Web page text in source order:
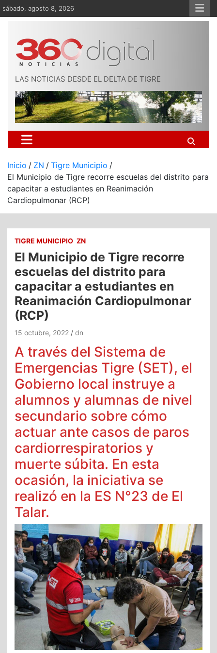
Saltar
al
sábado, agosto 8, 2026
LAS NOTICIAS DESDE EL DELTA DE TIGRE
Inicio ZN
Tigre Municipio
El Municipio de Tigre recorre escuelas del distrito para
capacitar a estudiantes en Reanimación
Cardiopulmonar (RCP)
TIGRE MUNICIPIO ZN
El Municipio de Tigre recorre
escuelas del distrito para
capacitar a estudiantes en
Reanimación Cardiopulmonar
(RCP)
15 octubre, 2022 dn
A través del Sistema de
Emergencias Tigre (SET), el
Gobierno local instruye a
alumnos y alumnas de nivel
secundario sobre cómo
actuar ante casos de paros
cardiorrespiratorios y
muerte súbita. En esta
ocasión, la iniciativa se
realizó en la ES N°23 de El
Talar.